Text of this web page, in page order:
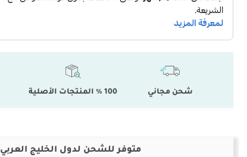
شحن مجاني 100 % المنتجات الأصلية
متوفر للشحن لدول الخليج العربي